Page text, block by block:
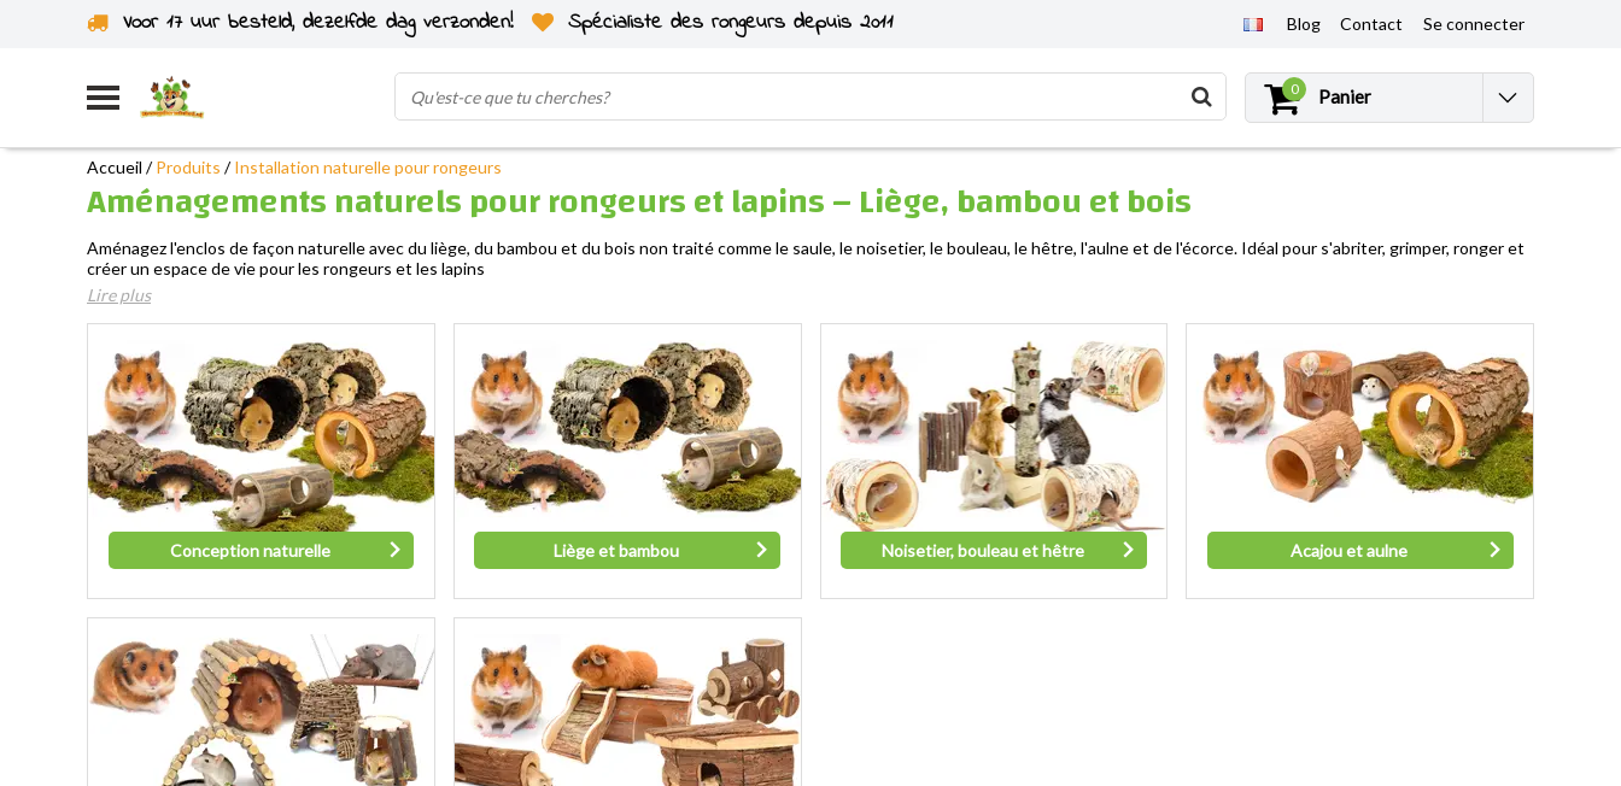
Voor 17 uur besteld, dezelfde dag verzonden!
Spécialiste des rongeurs depuis 2011
Expédié depuis notre propre stock
Blog Contact Se connecter
0 Panier
Accueil /Produits /Installation naturelle pour rongeurs
Aménagements naturels pour rongeurs et lapins – Liège, bambou et bois
Aménagez l'enclos de façon naturelle avec du liège, du bambou et du bois non traité comme le saule, le noisetier, le bouleau, le hêtre, l'aulne et de l'écorce. Idéal pour s'abriter, grimper, ronger et
créer un espace de vie pour les rongeurs et les lapins
Lire plus
Conception naturelle Liège et bambou Noisetier, bouleau et hêtre Acajou et aulne